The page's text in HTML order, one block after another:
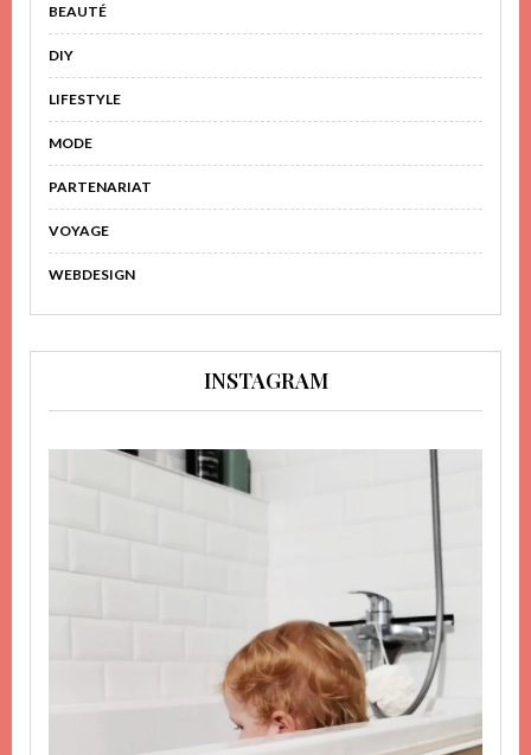
BEAUTÉ
DIY
LIFESTYLE
MODE
PARTENARIAT
VOYAGE
WEBDESIGN
INSTAGRAM